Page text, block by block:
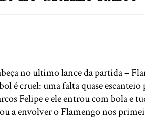
no ultimo lance da partida –
cruel: uma falta quase escanteio
Felipe e ele entrou com bola e
a envolver o Flamengo nos